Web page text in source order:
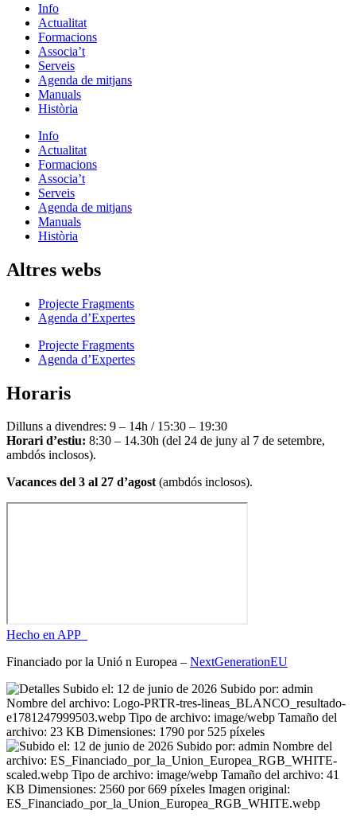
Info
Actualitat
Formacions
Associa’t
Serveis
Agenda de mitjans
Manuals
Història
Info
Actualitat
Formacions
Associa’t
Serveis
Agenda de mitjans
Manuals
Història
Altres webs
Projecte Fragments
Agenda d’Expertes
Projecte Fragments
Agenda d’Expertes
Horaris
Dilluns a divendres: 9 – 14h / 15:30 – 19:30
Horari d’estiu: 8:30 – 14.30h (del 24 de juny al 7 de setembre,
ambdós inclosos).
Vacances del 3 al 27 d’agost(ambdós inclosos).
Hecho en APP_
Financiado por la Unió n Europea – NextGenerationEU